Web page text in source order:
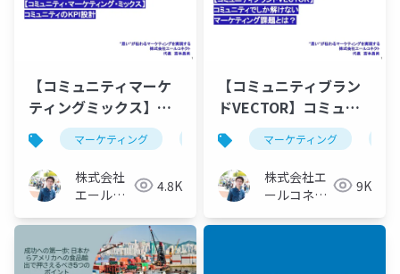
【コミュニティマーケ
ティングミックス】コ
ミュニティのKPI設
計.pptx
マーケティング マーケティング コミュニティ
株式会社
エールコ
本昌尚
4.8K
【コミュニティブラン
ドVECTOR】コミュニ
ティしか解けないマー
ケティング課題と
は？.pptx
マーケティング
株式会社エ
ールコネク
尚
9K